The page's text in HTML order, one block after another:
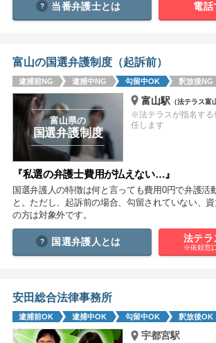
痴漢 盗撮
窃盗 逮捕
当番弁護士とは 電話
富山の国選弁護制度（起訴前）
逮捕前NG 逮捕中NG 勾留中OK 釈放後NG
富山県の
国選弁護制度
富山駅 （法テラス富
※法テラスが指名する
任します
『私選の弁護士費用が払えない…』
国選弁護人の特徴は何と言っても費用0円で弁護活
と。ただし、起訴前の場合、勾留されていない、
の方は対象外です。
国選弁護人とは 法テラ
※依頼窓
安田総合法律事務所
逮捕前OK 逮捕中OK 勾留中OK 釈放後OK
宇都宮駅